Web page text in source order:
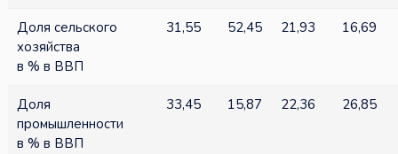
Доля сельского
хозяйства
в % в ВВП
31,55 52,45 21,93 16,69
Доля
промышленности
в % в ВВП
33,45 15,87 22,36 26,85